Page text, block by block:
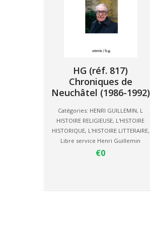
HG (réf. 817)
Chroniques de
Neuchâtel (1986-1992)
Catégories: HENRI GUILLEMIN, L
HISTOIRE RELIGIEUSE, L'HISTOIRE
HISTORIQUE, L'HISTOIRE LITTERAIRE,
Libre service Henri Guillemin
€0